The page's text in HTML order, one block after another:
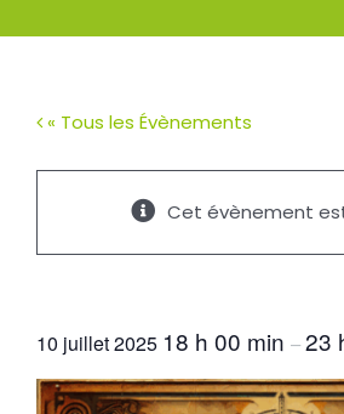
« Tous les Évènements
Cet évènement
10 juillet 2025 18 h 00 min –23